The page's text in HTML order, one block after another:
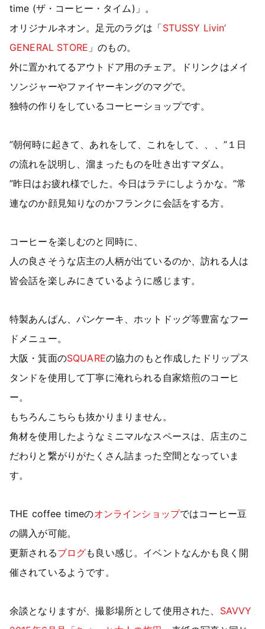
time (ザ・コーヒー・タイム)」。
オリジナルネオン。足元のラグは「STUSSY Livin’
GENERAL STORE 」のもの。
外に置かれてるアウトドア用のチェア。ドリンクはメイ
ソンジャーやファイヤーキングのマグで。
独特の作りをしているコーヒーショップです。
”朝何時に起きて、あれをして、これをして、、、”１日
の流れを説明し、溜まったものを吐き出すマダム。
”昨日はお疲れ様でした。今日はラテにしようかな。”常
連なのか顔見知りなのかフランクに会話をする方。
コーヒーを楽しむのと同時に、
人の良さそうな店主の人柄が出ているのか、訪れる人は
皆会話を楽しみにきているように感じます。
特製あんぱん、パンケーキ、ホットドッグ等豊富なフー
ドメニュー。
大阪・箕面のSQUAREの協力のもと作成したドリップス
タンドを使用して丁寧に淹れられる自家焙煎のコーヒ
ー。
もちろんこちらも抜かりまりません。
角材を使用したようなミニマルなスペースは、店主のこ
だわりと繋がりがたくさん詰まった空間となっていま
す。
THE coffee timeのオンラインショップではコーヒー豆
の購入が可能。
更新されるブログも良い感じ。イベントなんかも良く開
催されているようです。
余談となりますが、撮影場所として使用された、 SAVVY